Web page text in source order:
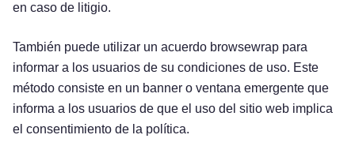
en caso de litigio.
También puede utilizar un acuerdo browsewrap para
informar a los usuarios de su condiciones de uso. Este
método consiste en un banner o ventana emergente que
informa a los usuarios de que el uso del sitio web implica
el consentimiento de la política.